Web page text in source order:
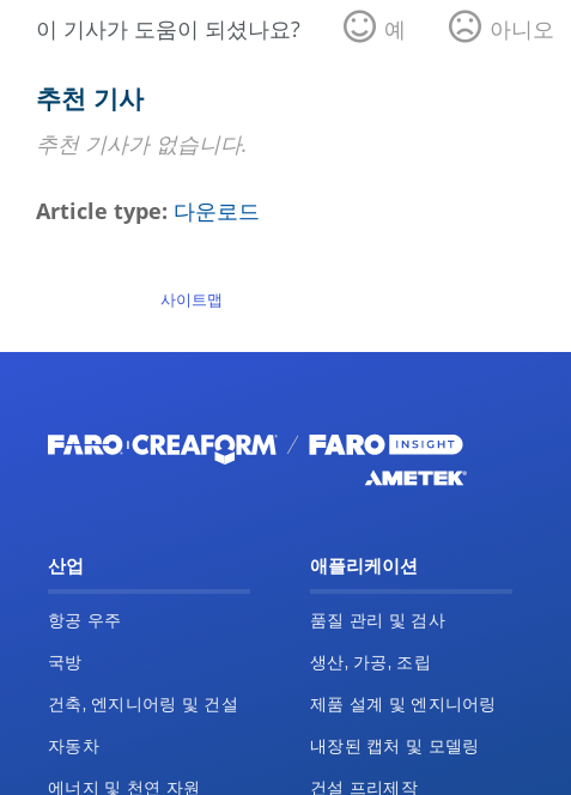
이 기사가 도움이 되셨나요? 예 아니오
추천 기사
추천 기사가 없습니다.
Article type 다운로드
사이트맵
산업
항공 우주
국방
건축, 엔지니어링 및 건설
자동차
에너지 및 천연 자원
애플리케이션
품질 관리 및 검사
생산, 가공, 조립
제품 설계 및 엔지니어링
내장된 캡처 및 모델링
건설 프리제작